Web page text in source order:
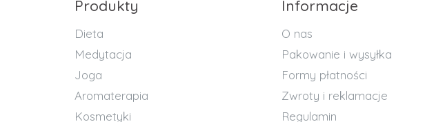
Produkty
Dieta
Medytacja
Joga
Aromaterapia
Kosmetyki
Informacje
O nas
Pakowanie i wysyłka
Formy płatności
Zwroty i reklamacje
Regulamin